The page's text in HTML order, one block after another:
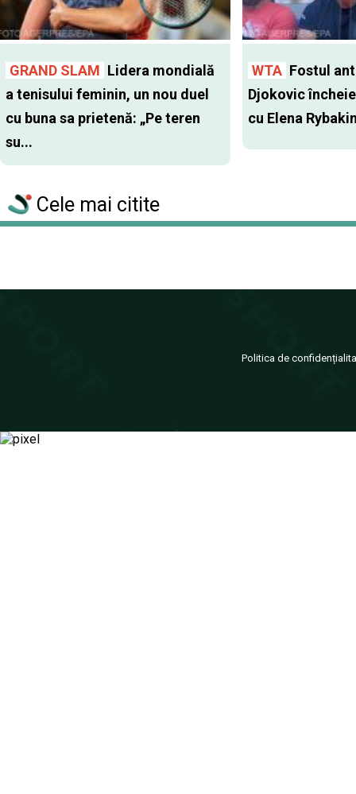
GRAND SLAM Lidera mondială
a tenisului feminin, un nou duel
cu buna sa prietenă: „Pe teren
su...
WTA Fostul
Djokovic
cu Elena
Cele mai citite
Politica de